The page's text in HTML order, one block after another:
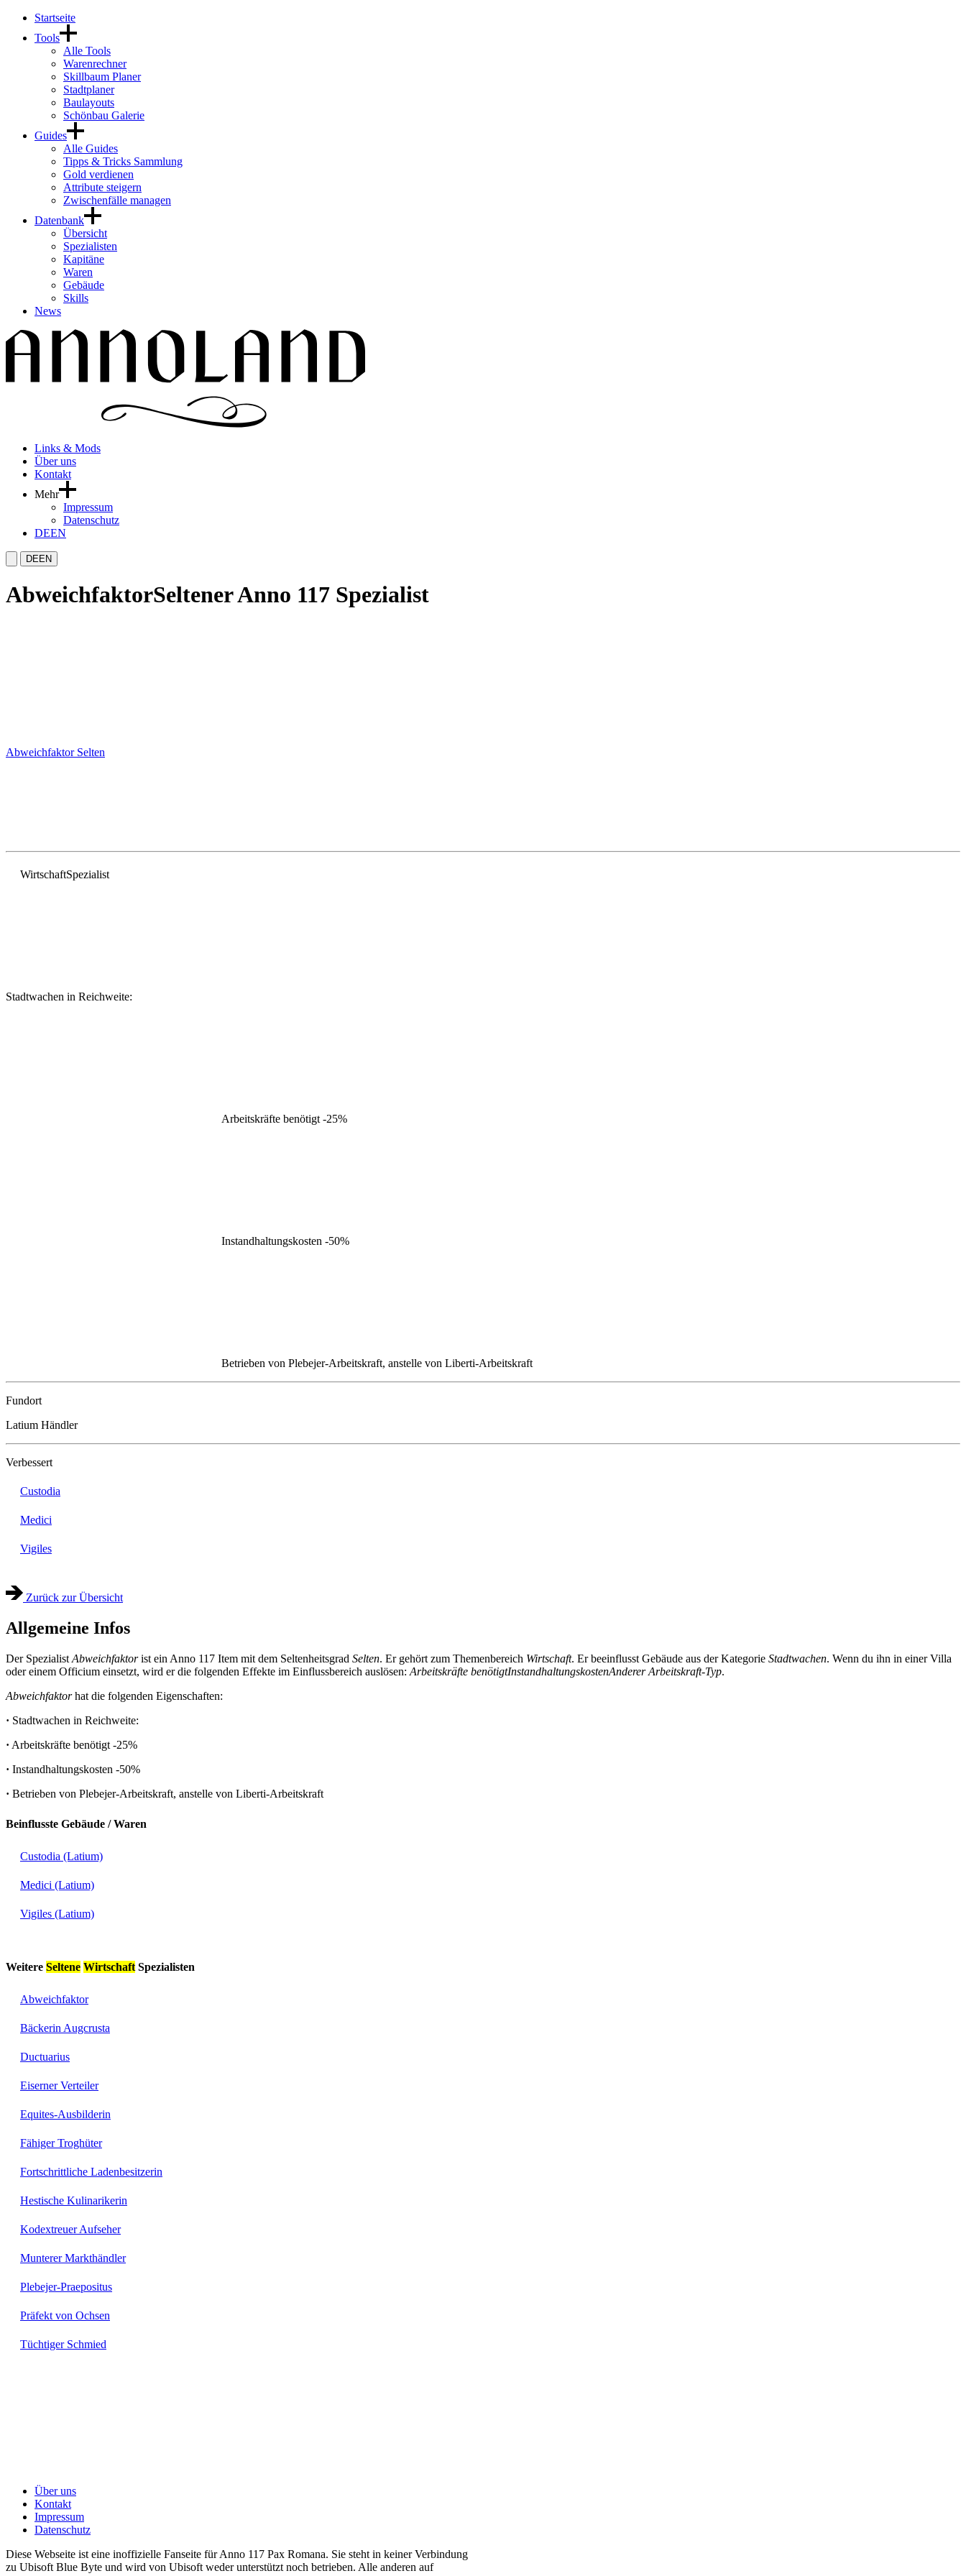
Startseite
Tools
Alle Tools
Warenrechner
Skillbaum Planer
Stadtplaner
Baulayouts
Schönbau Galerie
Guides
Alle Guides
Tipps & Tricks Sammlung
Gold verdienen
Attribute steigern
Zwischenfälle managen
Datenbank
Übersicht
Spezialisten
Kapitäne
Waren
Gebäude
Skills
News
Links & Mods
Über uns
Kontakt
Mehr
Impressum
Datenschutz
DEEN
DEEN
AbweichfaktorSeltener Anno 117 Spezialist
Abweichfaktor Selten
WirtschaftSpezialist
Stadtwachen in Reichweite:
Arbeitskräfte benötigt -25%
Instandhaltungskosten -50%
Betrieben von Plebejer-Arbeitskraft, anstelle von Liberti-Arbeitskraft
Fundort
Latium Händler
Verbessert
Custodia
Medici
Vigiles
Zurück zur Übersicht
Allgemeine Infos
Der Spezialist Abweichfaktorist ein Anno 117 Item mit dem Seltenheitsgrad Selten. Er gehört zum Themenbereich Wirtschaft. Er beeinflusst Gebäude aus der Kategorie Stadtwachen. Wenn du ihn in einer Villa
oder einem Officium einsetzt, wird er die folgenden Effekte im Einflussbereich auslösen: Arbeitskräfte benötigtInstandhaltungskostenAnderer Arbeitskraft-Typ.
Abweichfaktorhat die folgenden Eigenschaften:
· Stadtwachen in Reichweite:
· Arbeitskräfte benötigt -25%
· Instandhaltungskosten -50%
· Betrieben von Plebejer-Arbeitskraft, anstelle von Liberti-Arbeitskraft
Beinflusste Gebäude / Waren
Custodia (Latium)
Medici (Latium)
Vigiles (Latium)
Weitere Seltene Wirtschaft Spezialisten
Abweichfaktor
Bäckerin Augcrusta
Ductuarius
Eiserner Verteiler
Equites-Ausbilderin
Fähiger Troghüter
Fortschrittliche Ladenbesitzerin
Hestische Kulinarikerin
Kodextreuer Aufseher
Munterer Markthändler
Plebejer-Praepositus
Präfekt von Ochsen
Tüchtiger Schmied
Über uns
Kontakt
Impressum
Datenschutz
Diese Webseite ist eine inoffizielle Fanseite für Anno 117 Pax Romana. Sie steht in keiner Verbindung
zu Ubisoft Blue Byte und wird von Ubisoft weder unterstützt noch betrieben. Alle anderen auf